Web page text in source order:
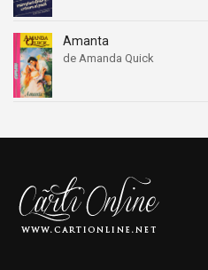
Amanta
de Amanda Quick